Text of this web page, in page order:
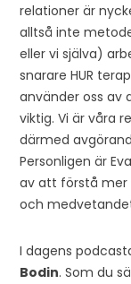
relationer är
alltså inte
eller vi själva)
snarare HUR
använder oss av
viktig. Vi är våra
därmed
Personligen är
av att förstå mer
och
I dagens
Bodin. Som du